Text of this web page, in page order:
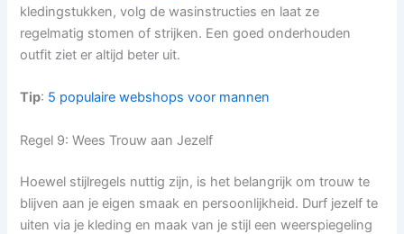
kledingstukken, volg de wasinstructies en laat ze
regelmatig stomen of strijken. Een goed onderhouden
outfit ziet er altijd beter uit.
Tip: 5 populaire webshops voor mannen
Regel 9: Wees Trouw aan Jezelf
Hoewel stijlregels nuttig zijn, is het belangrijk om trouw te
blijven aan je eigen smaak en persoonlijkheid. Durf jezelf te
uiten via je kleding en maak van je stijl een weerspiegeling